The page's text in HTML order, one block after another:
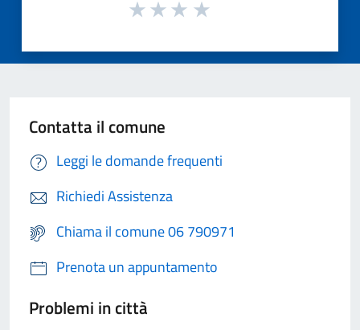
Contatta il comune
Leggi le domande frequenti
Richiedi Assistenza
Chiama il comune 06 790971
Prenota un appuntamento
Problemi in città